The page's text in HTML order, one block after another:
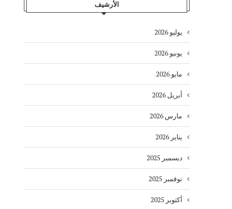
الأرشيف
يوليو 2026
يونيو 2026
مايو 2026
أبريل 2026
مارس 2026
يناير 2026
ديسمبر 2025
نوفمبر 2025
أكتوبر 2025